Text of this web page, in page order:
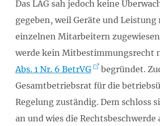
Das LAG sah jedoch keine
gegeben, weil Geräte und Leistung
einzelnen Mitarbeitern
werde kein Mitbestimmungsrecht
Abs. 1 Nr. 6 BetrVG
begründet.
Gesamtbetriebsrat für die
Regelung zuständig. Dem schloss
an und wies die Rechtsbeschwerde